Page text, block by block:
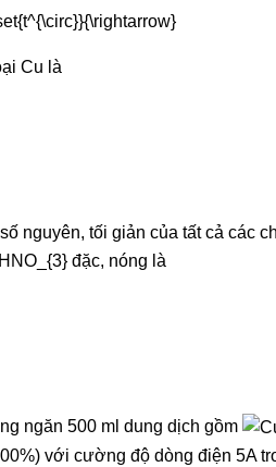
Cu là
nguyên, tối giản của tất cả các
đặc, nóng là
ngăn 500 ml dung dịch gồm
với cường độ dòng điện 5A